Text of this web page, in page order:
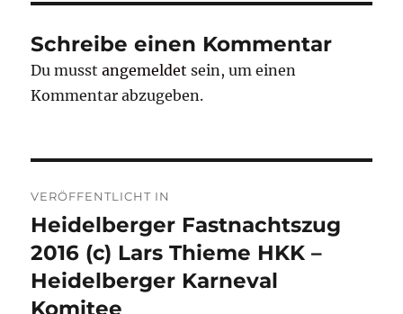
Schreibe einen Kommentar
Du musstangemeldet sein, um einen
Kommentar abzugeben.
VERÖFFENTLICHT IN
Heidelberger Fastnachtszug
2016 (c) Lars Thieme HKK –
Heidelberger Karneval
Komitee